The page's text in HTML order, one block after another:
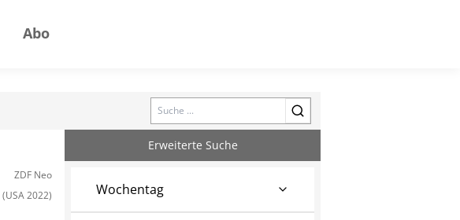
Abo
Search
ZDF Neo
(USA 2022)
Erweiterte Suche
Wochentag